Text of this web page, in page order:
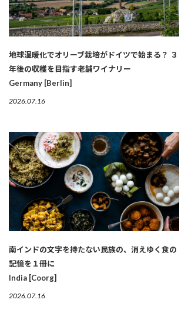
地球温暖化でオリーブ栽培がドイツで始まる？ ３
年後の収穫を目指す老舗ワイナリー
Germany [Berlin]
2026.07.16
南インドの文字を持たない民族の、消えゆく食の
記憶を１冊に
India [Coorg]
2026.07.16